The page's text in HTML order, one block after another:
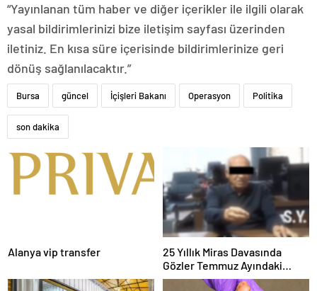
“Yayınlanan tüm haber ve diğer içerikler ile ilgili olarak
yasal bildirimlerinizi bize iletişim sayfası üzerinden
iletiniz. En kısa süre içerisinde bildirimlerinize geri
dönüş sağlanılacaktır.”
Bursa güncel İçişleri Bakanı Operasyon Politika
son dakika
Alanya vip transfer
25 Yıllık Miras Davasında
Gözler Temmuz Ayındaki
Karar Duruşmasına Çevrildi